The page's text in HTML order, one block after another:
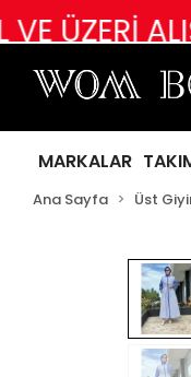
MARKALAR
Ana Sayfa Üst